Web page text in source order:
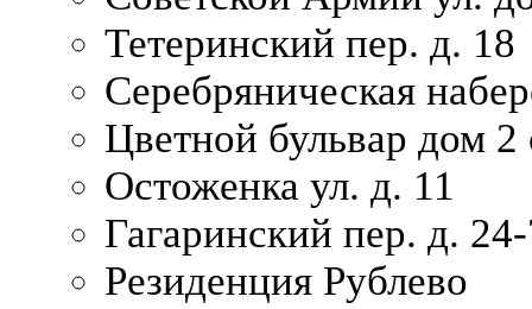
Тетеринский пер. д. 18
Серебряническая
Цветной бульвар дом 2
Остоженка ул. д. 11
Гагаринский пер. д.
Резиденция Рублево